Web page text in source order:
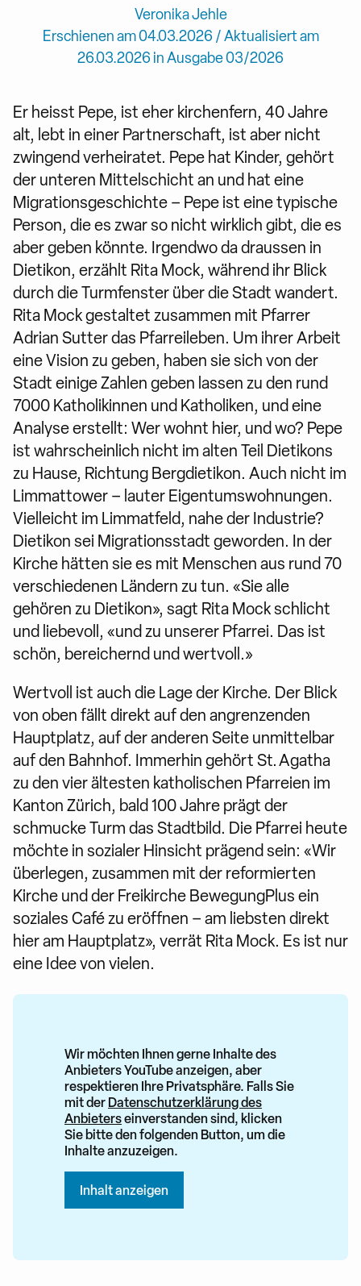
Veronika Jehle
Erschienen am 04.03.2026 / Aktualisiert am
26.03.2026 in Ausgabe 03/2026
Er heisst Pepe, ist eher kirchenfern, 40 Jahre
alt, lebt in einer Partnerschaft, ist aber nicht
zwingend verheiratet. Pepe hat Kinder, gehört
der unteren Mittelschicht an und hat eine
Migrationsgeschichte – Pepe ist eine typische
Person, die es zwar so nicht wirklich gibt, die es
aber geben könnte. Irgendwo da draussen in
Dietikon, erzählt Rita Mock, während ihr Blick
durch die Turmfenster über die Stadt wandert.
Rita Mock gestaltet zusammen mit Pfarrer
Adrian Sutter das Pfarreileben. Um ihrer Arbeit
eine Vision zu geben, haben sie sich von der
Stadt einige Zahlen geben lassen zu den rund
7000 Katholikinnen und Katholiken, und eine
Analyse erstellt: Wer wohnt hier, und wo? Pepe
ist wahrscheinlich nicht im alten Teil Dietikons
zu Hause, Richtung Bergdietikon. Auch nicht im
Limmattower – lauter Eigentumswohnungen.
Vielleicht im Limmatfeld, nahe der Industrie?
Dietikon sei Migrationsstadt geworden. In der
Kirche hätten sie es mit Menschen aus rund 70
verschiedenen Ländern zu tun. «Sie alle
gehören zu Dietikon», sagt Rita Mock schlicht
und liebevoll, «und zu unserer Pfarrei. Das ist
schön, bereichernd und wertvoll.»
Wertvoll ist auch die Lage der Kirche. Der Blick
von oben fällt direkt auf den angrenzenden
Hauptplatz, auf der anderen Seite unmittelbar
auf den Bahnhof. Immerhin gehört St. Agatha
zu den vier ältesten katholischen Pfarreien im
Kanton Zürich, bald 100 Jahre prägt der
schmucke Turm das Stadtbild. Die Pfarrei heute
möchte in sozialer Hinsicht prägend sein: «Wir
überlegen, zusammen mit der reformierten
Kirche und der Freikirche BewegungPlus ein
soziales Café zu eröffnen – am liebsten direkt
hier am Hauptplatz», verrät Rita Mock. Es ist nur
eine Idee von vielen.
Wir möchten Ihnen gerne Inhalte des
Anbieters YouTube anzeigen, aber
respektieren Ihre Privatsphäre. Falls Sie
mit derDatenschutzerklärung des
Anbieterseinverstanden sind, klicken
Sie bitte den folgenden Button, um die
Inhalte anzuzeigen.
Inhalt anzeigen